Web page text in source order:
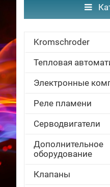
Kromschroder
Тепловая
Электронные
Реле пламени
Серводвигатели
Дополнительное
оборудование
Клапаны